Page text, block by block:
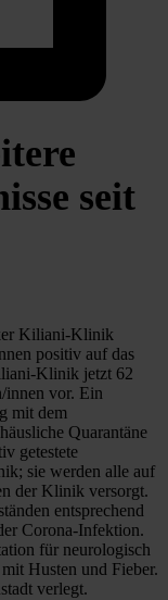
seit
Kiliani-Klinik
positiv auf das
Klinik jetzt 62
innen vor. Ein
mit dem
Quarantäne
getestete
sie werden alle auf
der Klinik versorgt.
entsprechend
Corona-Infektion.
für neurologisch
Husten und Fieber.
verlegt.